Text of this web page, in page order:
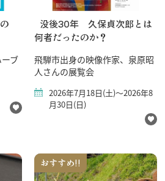
の
ブ
没後30年 久保貞次郎とは
何者だったのか？
飛騨市出身の映像作家、泉原昭
人さんの展覧会
2026年7月18日(土)～2026年8
月30日(日)
おすすめ!!